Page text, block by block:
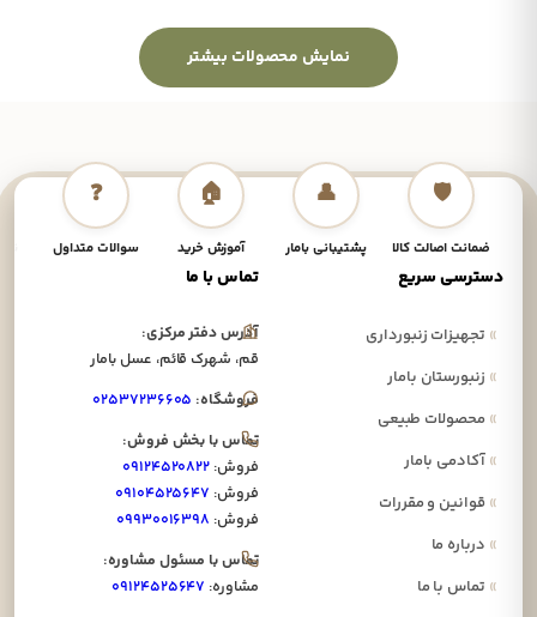
نمایش محصولات بیشتر
🛡️
ضمانت اصالت کالا
👤
پشتیبانی بامار
🏠
آموزش خرید
❓
سوالات متداول
دسترسی سریع
»تجهیزات زنبورداری
»زنبورستان بامار
»محصولات طبیعی
»آکادمی بامار
»قوانین و مقررات
»درباره ما
»تماس با ما
تماس با ما
آدرس دفتر مرکزی:
قم، شهرک قائم، عسل بامار
فروشگاه: ۰۲۵۳۷۲۳۶۶۰۵
تماس با بخش فروش:
فروش: ۰۹۱۲۴۵۲۰۸۲۲
فروش: ۰۹۱۰۴۵۲۵۶۴۷
فروش: ۰۹۹۳۰۰۱۶۳۹۸
تماس با مسئول مشاوره:
مشاوره: ۰۹۱۲۴۵۲۵۶۴۷